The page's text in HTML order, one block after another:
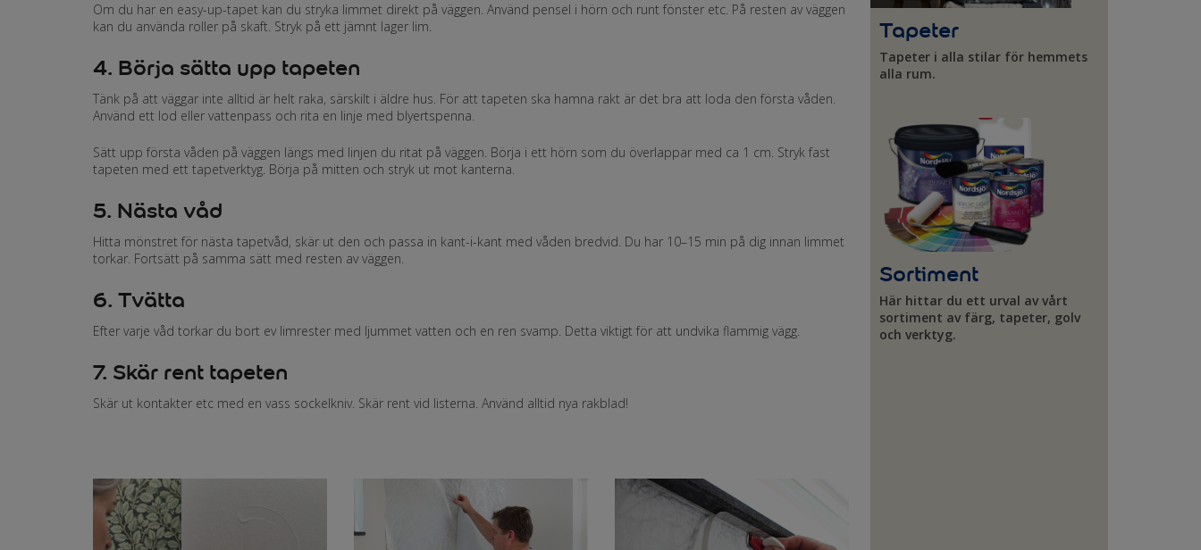
Om du har en easy-up-tapet kan du stryka limmet direkt på väggen. Använd pensel i hörn och runt fönster etc. På resten av väggen
kan du använda roller på skaft. Stryk på ett jämnt lager lim.
4. Börja sätta upp tapeten
Tänk på att väggar inte alltid är helt raka, särskilt i äldre hus. För att tapeten ska hamna rakt är det bra att loda den första våden.
Använd ett lod eller vattenpass och rita en linje med blyertspenna.
Sätt upp första våden på väggen längs med linjen du ritat på väggen. Börja i ett hörn som du överlappar med ca 1 cm. Stryk fast
tapeten med ett tapetverktyg. Börja på mitten och stryk ut mot kanterna.
5. Nästa våd
Hitta mönstret för nästa tapetvåd, skär ut den och passa in kant-i-kant med våden bredvid. Du har 10–15 min på dig innan limmet
torkar. Fortsätt på samma sätt med resten av väggen.
6. Tvätta
Efter varje våd torkar du bort ev limrester med ljummet vatten och en ren svamp. Detta viktigt för att undvika flammig vägg.
7. Skär rent tapeten
Skär ut kontakter etc med en vass sockelkniv. Skär rent vid listerna. Använd alltid nya rakblad!
Tapeter
Tapeter i alla stilar för hemmets
alla rum.
Sortiment
Här hittar du ett urval av vårt
sortiment av färg, tapeter, golv
och verktyg.